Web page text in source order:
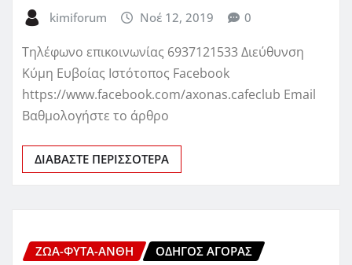
kimiforum Νοέ 12, 2019 0
Τηλέφωνο επικοινωνίας 6937121533 Διεύθυνση
Κύμη Ευβοίας Ιστότοπος Facebook
https://www.facebook.com/axonas.cafeclub Email
Βαθμολογήστε το άρθρο
ΔΙΑΒΆΣΤΕ ΠΕΡΙΣΣΌΤΕΡΑ
ΖΏΑ-ΦΥΤΆ-ΆΝΘΗ ΟΔΗΓΌΣ ΑΓΟΡΆΣ